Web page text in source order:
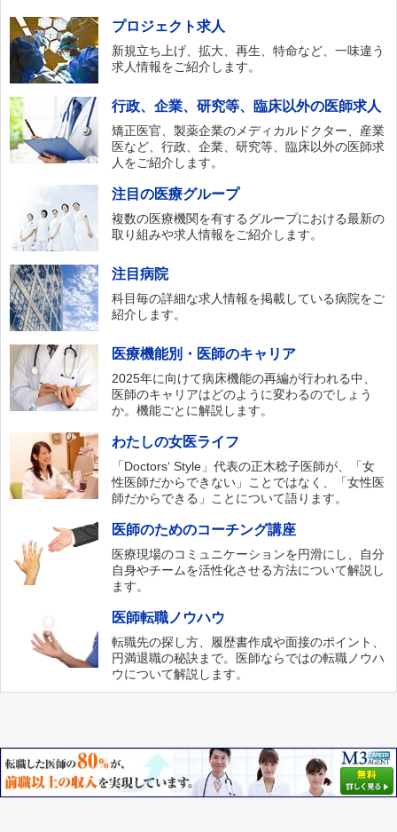
プロジェクト求人
新規立ち上げ、拡大、再生、特命など、一味違う
求人情報をご紹介します。
行政、企業、研究等、臨床以外の医師求人
矯正医官、製薬企業のメディカルドクター、産業
医など、行政、企業、研究等、臨床以外の医師求
人をご紹介します。
注目の医療グループ
複数の医療機関を有するグループにおける最新の
取り組みや求人情報をご紹介します。
注目病院
科目毎の詳細な求人情報を掲載している病院をご
紹介します。
医療機能別・医師のキャリア
2025年に向けて病床機能の再編が行われる中、
医師のキャリアはどのように変わるのでしょう
か。機能ごとに解説します。
わたしの女医ライフ
「Doctors‘ Style」代表の正木稔子医師が、「女
性医師だからできない」ことではなく、「女性医
師だからできる」ことについて語ります。
医師のためのコーチング講座
医療現場のコミュニケーションを円滑にし、自分
自身やチームを活性化させる方法について解説し
ます。
医師転職ノウハウ
転職先の探し方、履歴書作成や面接のポイント、
円満退職の秘訣まで。医師ならではの転職ノウハ
ウについて解説します。